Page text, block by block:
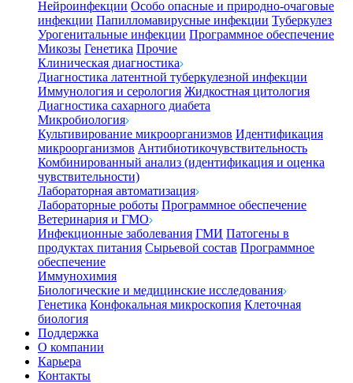
Нейроинфекции Особо опасные и природно-очаговые
инфекции Папилломавирусные инфекции Туберкулез
Урогенитальные инфекции Программное обеспечение
Микозы Генетика Прочие
Клиническая диагностика
Диагностика латентной туберкулезной инфекции
Иммунология и серология Жидкостная цитология
Диагностика сахарного диабета
Микробиология
Культивирование микроорганизмов Идентификация
микроорганизмов Антибиотикочувствительность
Комбинированный анализ (идентификация и оценка
чувствительности)
Лабораторная автоматизация
Лабораторные роботы Программное обеспечение
Ветеринария и ГМО
Инфекционные заболевания ГМИ Патогены в
продуктах питания Сырьевой состав Программное
обеспечение
Иммунохимия
Биологические и медицинские исследования
Генетика Конфокальная микроскопия Клеточная
биология
Поддержка
О компании
Карьера
Контакты